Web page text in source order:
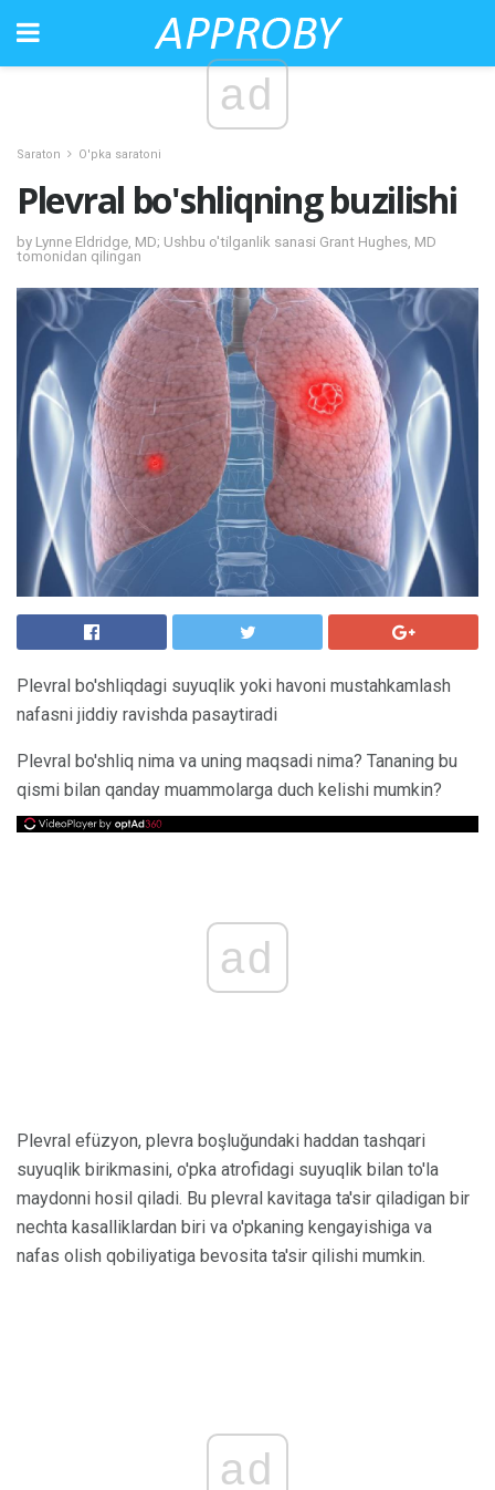
ad
Saraton O'pka saratoni
Plevral bo'shliqning buzilishi
by Lynne Eldridge, MD; Ushbu o'tilganlik sanasi Grant Hughes, MD
tomonidan qilingan
Plevral bo'shliqdagi suyuqlik yoki havoni mustahkamlash
nafasni jiddiy ravishda pasaytiradi
Plevral bo'shliq nima va uning maqsadi nima? Tananing bu
qismi bilan qanday muammolarga duch kelishi mumkin?
ad
Plevral efüzyon, plevra boşluğundaki haddan tashqari
suyuqlik birikmasini, o'pka atrofidagi suyuqlik bilan to'la
maydonni hosil qiladi. Bu plevral kavitaga ta'sir qiladigan bir
nechta kasalliklardan biri va o'pkaning kengayishiga va
nafas olish qobiliyatiga bevosita ta'sir qilishi mumkin.
ad